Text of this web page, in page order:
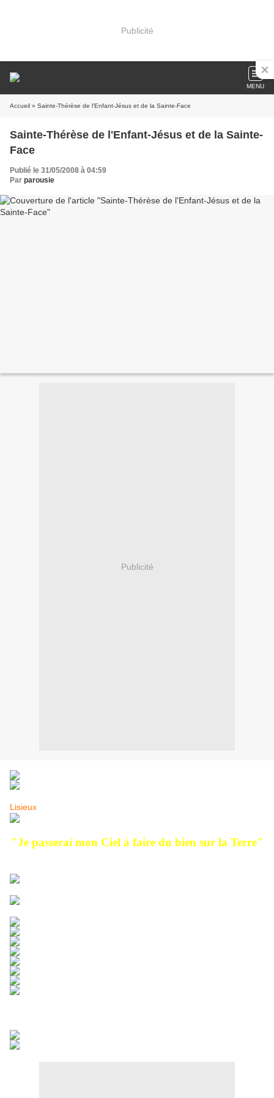
Publicité
MENU
Accueil » Sainte-Thérèse de l'Enfant-Jésus et de la Sainte-Face
Sainte-Thérèse de l'Enfant-Jésus et de la Sainte-
Face
Publié le 31/05/2008 à 04:59
Par parousie
Publicité
Lisieux
"Je passerai mon Ciel à faire du bien sur la Terre"